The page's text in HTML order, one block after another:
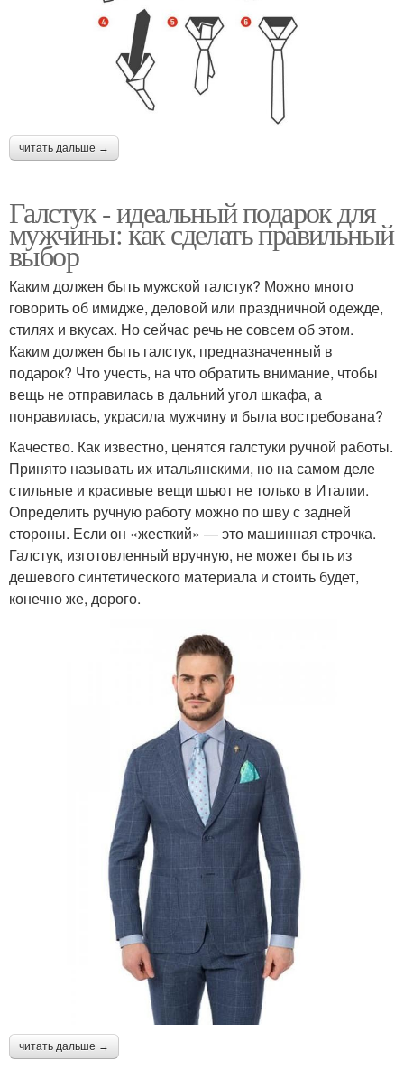
читать дальше →
Галстук - идеальный подарок для
мужчины: как сделать правильный
выбор
Каким должен быть мужской галстук? Можно много
говорить об имидже, деловой или праздничной одежде,
стилях и вкусах. Но сейчас речь не совсем об этом.
Каким должен быть галстук, предназначенный в
подарок? Что учесть, на что обратить внимание, чтобы
вещь не отправилась в дальний угол шкафа, а
понравилась, украсила мужчину и была востребована?
Качество. Как известно, ценятся галстуки ручной работы.
Принято называть их итальянскими, но на самом деле
стильные и красивые вещи шьют не только в Италии.
Определить ручную работу можно по шву с задней
стороны. Если он «жесткий» — это машинная строчка.
Галстук, изготовленный вручную, не может быть из
дешевого синтетического материала и стоить будет,
конечно же, дорого.
читать дальше →